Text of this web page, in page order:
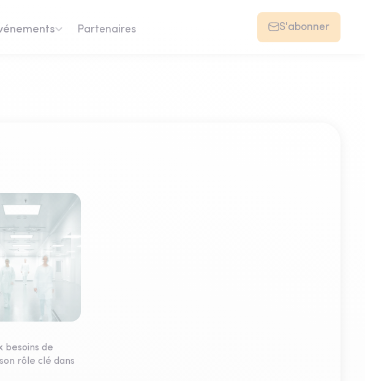
Partenaires S'abonner
besoins de
rôle clé dans